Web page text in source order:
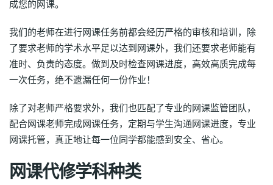
成您的网课。
我们的老师在进行网课任务前都会经历严格的审核和培训，除
了要求老师的学术水平足以达到网课外，我们还要求老师能有
准时、负责的态度。做到及时检查网课进度，高效高质完成每
一次任务，绝不遗漏任何一份作业！
除了对老师严格要求外，我们也匹配了专业的网课监管团队，
配合网课老师完成网课任务，定期与学生沟通网课进度，专业
网课托管，真正地让每一位同学都能感到安全、省心。
网课代修学科种类